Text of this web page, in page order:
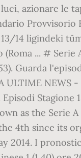
azionare le
14 ligindeki
(Roma ... #
Guarda
A ULTIME
Stagione
as the
4th since its
2014. I